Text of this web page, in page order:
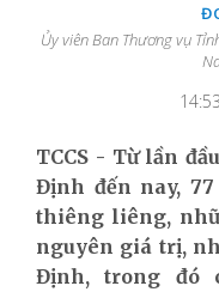
Ủy viên Ban Thương vụ
TCCS - Từ lần
Định đến nay,
thiêng liêng,
nguyên giá trị,
Định, trong đó